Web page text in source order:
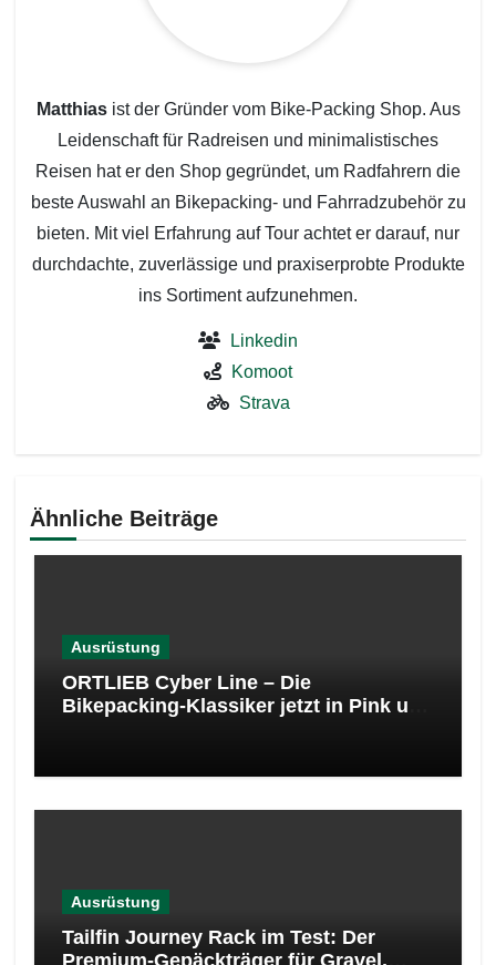
Matthiasist der Gründer vom Bike-Packing Shop. Aus
Leidenschaft für Radreisen und minimalistisches
Reisen hat er den Shop gegründet, um Radfahrern die
beste Auswahl an Bikepacking- und Fahrradzubehör zu
bieten. Mit viel Erfahrung auf Tour achtet er darauf, nur
durchdachte, zuverlässige und praxiserprobte Produkte
ins Sortiment aufzunehmen.
Linkedin
Komoot
Strava
Ähnliche Beiträge
Ausrüstung
ORTLIEB Cyber Line – Die
Bikepacking-Klassiker jetzt in Pink und
Ausrüstung
Tailfin Journey Rack im Test: Der